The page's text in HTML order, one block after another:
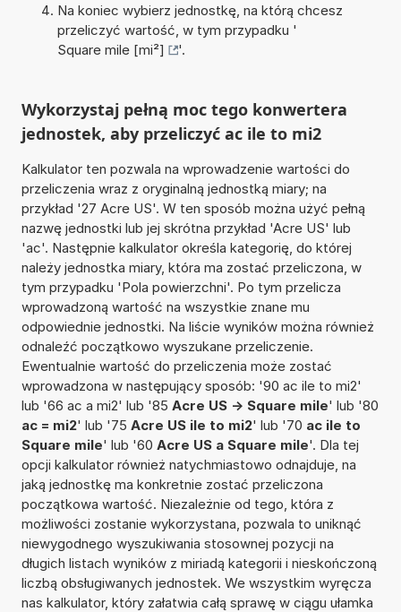
Na koniec wybierz jednostkę, na którą chcesz
przeliczyć wartość, w tym przypadku '
Square mile [mi²]
'.
Wykorzystaj pełną moc tego konwertera
jednostek, aby przeliczyć ac ile to mi2
Kalkulator ten pozwala na wprowadzenie wartości do
przeliczenia wraz z oryginalną jednostką miary; na
przykład '27 Acre US'. W ten sposób można użyć pełną
nazwę jednostki lub jej skrótna przykład 'Acre US' lub
'ac'. Następnie kalkulator określa kategorię, do której
należy jednostka miary, która ma zostać przeliczona, w
tym przypadku 'Pola powierzchni'. Po tym przelicza
wprowadzoną wartość na wszystkie znane mu
odpowiednie jednostki. Na liście wyników można również
odnaleźć początkowo wyszukane przeliczenie.
Ewentualnie wartość do przeliczenia może zostać
wprowadzona w następujący sposób: '90 ac ile to mi2'
lub '66 ac a mi2' lub '85 Acre US -> Square mile' lub '80
ac = mi2' lub '75 Acre US ile to mi2' lub '70 ac ile to
Square mile' lub '60 Acre US a Square mile'. Dla tej
opcji kalkulator również natychmiastowo odnajduje, na
jaką jednostkę ma konkretnie zostać przeliczona
początkowa wartość. Niezależnie od tego, która z
możliwości zostanie wykorzystana, pozwala to uniknąć
niewygodnego wyszukiwania stosownej pozycji na
długich listach wyników z miriadą kategorii i nieskończoną
liczbą obsługiwanych jednostek. We wszystkim wyręcza
nas kalkulator, który załatwia całą sprawę w ciągu ułamka